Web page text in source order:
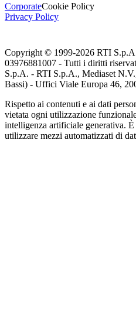
CorporateCookie Policy
Privacy Policy
Copyright © 1999-2026 RTI
03976881007 - Tutti i diritti
S.p.A. - RTI S.p.A., Mediaset
Bassi) - Uffici Viale Europa 46,
Rispetto ai contenuti e ai dati
vietata ogni utilizzazione
intelligenza artificiale generativa.
utilizzare mezzi automatizzati di